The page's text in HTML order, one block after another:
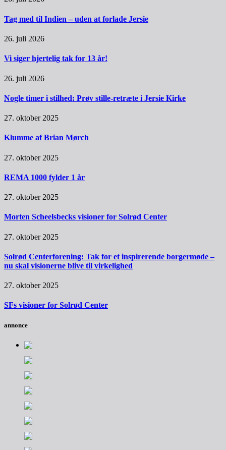
Tag med til Indien – uden at forlade Jersie
26. juli 2026
Vi siger hjertelig tak for 13 år!
26. juli 2026
Nogle timer i stilhed: Prøv stille-retræte i Jersie Kirke
27. oktober 2025
Klumme af Brian Mørch
27. oktober 2025
REMA 1000 fylder 1 år
27. oktober 2025
Morten Scheelsbecks visioner for Solrød Center
27. oktober 2025
Solrød Centerforening: Tak for et inspirerende borgermøde –
nu skal visionerne blive til virkelighed
27. oktober 2025
SFs visioner for Solrød Center
annonce